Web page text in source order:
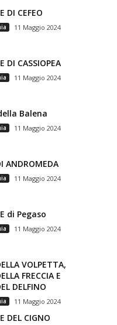
DI CEFEO
11 Maggio 2024
DI CASSIOPEA
11 Maggio 2024
Balena
11 Maggio 2024
ANDROMEDA
11 Maggio 2024
di Pegaso
11 Maggio 2024
VOLPETTA,
FRECCIA E
DELFINO
11 Maggio 2024
DEL CIGNO